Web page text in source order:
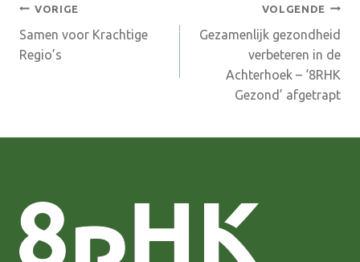
Bericht
navigatie
VORIGE
Samen voor Krachtige
Regio’s
VOLGENDE
Gezamenlijk gezondheid
verbeteren in de
Achterhoek – ‘8RHK
Gezond’ afgetrapt